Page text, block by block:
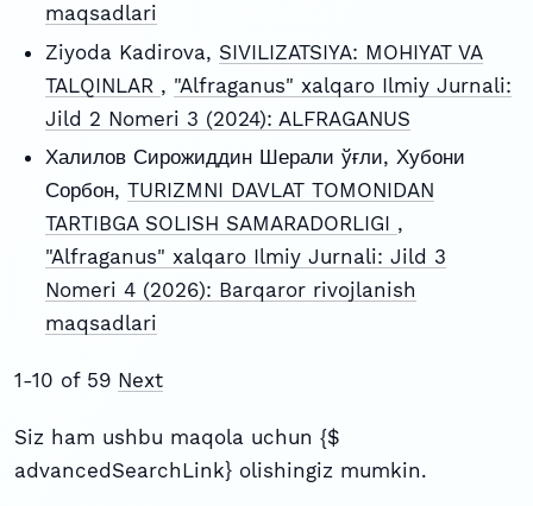
maqsadlari
Ziyoda Kadirova, SIVILIZATSIYA: MOHIYAT VA
TALQINLAR , "Alfraganus" xalqaro Ilmiy Jurnali:
Jild 2 Nomeri 3 (2024): ALFRAGANUS
Халилов Сирожиддин Шерали ўғли, Хубони
Сорбон, TURIZMNI DAVLAT TOMONIDAN
TARTIBGA SOLISH SAMARADORLIGI ,
"Alfraganus" xalqaro Ilmiy Jurnali: Jild 3
Nomeri 4 (2026): Barqaror rivojlanish
maqsadlari
1-10 of 59 Next
Siz ham ushbu maqola uchun {$
advancedSearchLink} olishingiz mumkin.